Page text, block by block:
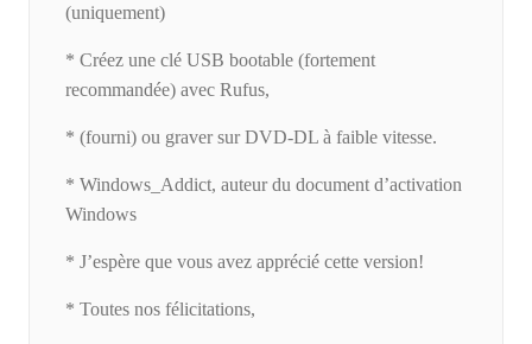
(uniquement)
* Créez une clé USB bootable (fortement
recommandée) avec Rufus,
* (fourni) ou graver sur DVD-DL à faible vitesse.
* Windows_Addict, auteur du document d’activation
Windows
* J’espère que vous avez apprécié cette version!
* Toutes nos félicitations,